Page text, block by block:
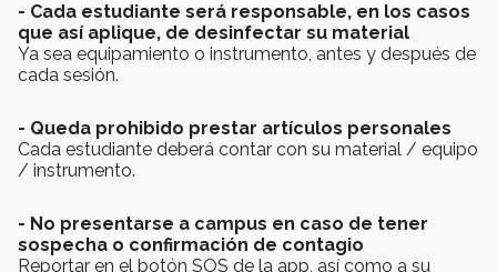
- Cada estudiante será responsable, en los casos
que así aplique, de desinfectar su material
Ya sea equipamiento o instrumento, antes y después de
cada sesión.
- Queda prohibido prestar artículos personales
Cada estudiante deberá contar con su material / equipo
/ instrumento.
- No presentarse a campus en caso de tener
sospecha o confirmación de contagio
Reportar en el botón SOS de la app, así como a su